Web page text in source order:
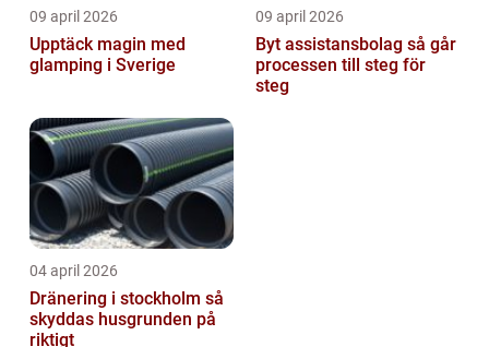
09 april 2026
Upptäck magin med
glamping i Sverige
09 april 2026
Byt assistansbolag så går
processen till steg för
steg
04 april 2026
Dränering i stockholm så
skyddas husgrunden på
riktigt